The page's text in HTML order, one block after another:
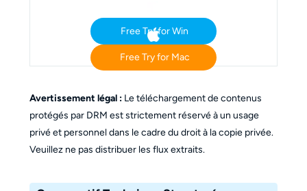
Free Try for Win
Free Try for Mac
Avertissement légal : Le téléchargement de contenus
protégés par DRM est strictement réservé à un usage
privé et personnel dans le cadre du droit à la copie privée.
Veuillez ne pas distribuer les flux extraits.